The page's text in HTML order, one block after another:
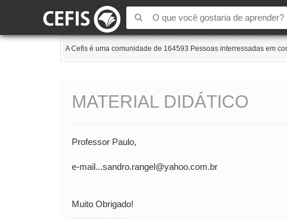
A Cefis é uma comunidade de 164593 Pessoas interressadas em
MATERIAL DIDÁTICO
Professor Paulo,
e-mail...sandro.rangel@yahoo.com.br
Muito Obrigado!